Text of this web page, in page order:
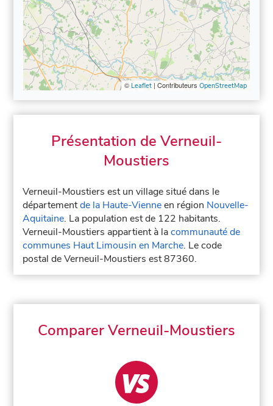
© Leaflet| Contributeurs OpenStreetMap
Présentation de Verneuil-
Moustiers
Verneuil-Moustiers est un village situé dans le
départementde la Haute-Vienneen région Nouvelle-
Aquitaine. La population est de 122 habitants.
Verneuil-Moustiers appartient à lacommunauté de
communes Haut Limousin en Marche. Le code
postal de Verneuil-Moustiers est 87360.
Comparer Verneuil-Moustiers